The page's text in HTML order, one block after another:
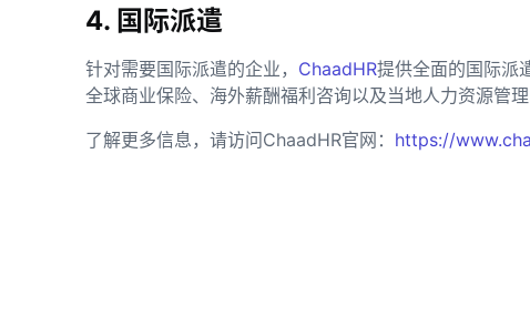
4. 国际派遣
针对需要国际派遣的企业， ChaadHR提供全面的国际派
全球商业保险、海外薪酬福利咨询以及当地人力资源管
了解更多信息，请访问ChaadHR官网： https://